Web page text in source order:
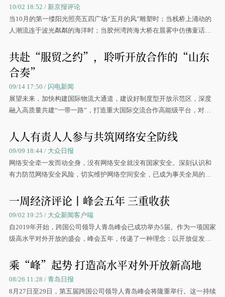
10/02 18:52 / 新京报评论
当10月的第一缕阳光照亮五四广场“五月的风”雕塑时；当栈桥上涌动的
人潮流连于波光粼粼的海洋时；当胶州湾跨海大桥在晨雾中仿佛童话世
共赴“服贸之约”，聆听开放合作的“山东
合奏”
09/14 17:50 / 闪电新闻
展望未来，加快构建国际物流大通道，建设好制度型开放示范区，深度
融入高质量共建“一带一路”，打造重大国际交流合作高能级平台，对外
势、最强劲的旋律。
人人有责人人参与共筑网络安全防线
09/09 18:44 / 大众日报
网络安全牵一发而动全身，没有网络安全就没有国家安全。深刻认识和
有力防范网络安全风险，切实维护网络空间安全，已成为事关全局的重
一周经济评论丨峰会五年 三重收获
09/02 19:25 / 大众新闻客户端
自2019年开始，跨国公司领导人青岛峰会已成功举办5届。作为一项国家
级高水平对外开放的盛会，峰会五年，传递了一种理念：以开放促发
乘“峰”起势 打造高水平对外开放新高地
08/26 11:28 / 青岛日报
8月27日至29日，第五届跨国公司领导人青岛峰会将隆重举行。这一持续